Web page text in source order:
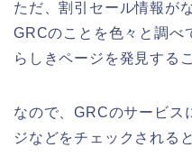
ただ、割引セール情報が
GRCのことを色々と調べ
らしきページを発見する
なので、GRCのサービス
ジなどをチェックされる